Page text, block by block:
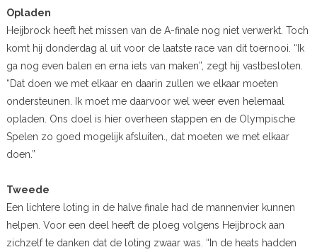
Opladen
Heijbrock heeft het missen van de A-finale nog niet verwerkt. Toch
komt hij donderdag al uit voor de laatste race van dit toernooi. “Ik
ga nog even balen en erna iets van maken”, zegt hij vastbesloten.
“Dat doen we met elkaar en daarin zullen we elkaar moeten
ondersteunen. Ik moet me daarvoor wel weer even helemaal
opladen. Ons doel is hier overheen stappen en de Olympische
Spelen zo goed mogelijk afsluiten., dat moeten we met elkaar
doen.”
Tweede
Een lichtere loting in de halve finale had de mannenvier kunnen
helpen. Voor een deel heeft de ploeg volgens Heijbrock aan
zichzelf te danken dat de loting zwaar was. “In de heats hadden